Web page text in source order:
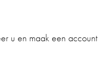
u en maak een